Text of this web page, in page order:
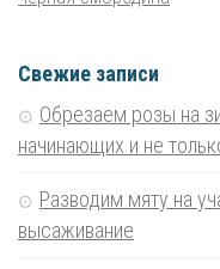
Свежие записи
Обрезаем розы на
начинающих и не
Разводим мяту на
высаживание